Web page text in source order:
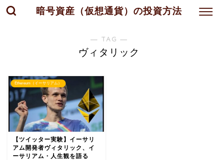
暗号資産（仮想通貨）の投資方法
― TAG ―
ヴィタリック
Ethereum（イーサリアム）
【ツイッター実験】イーサリ
アム開発者ヴィタリック、イ
ーサリアム・人生観を語る